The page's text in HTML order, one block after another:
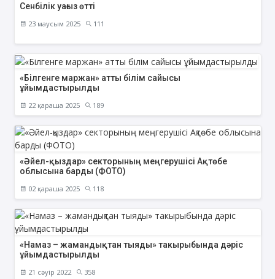
Сенбілік уағыз өтті
23 маусым 2025 111
«Білгенге маржан» атты білім сайысы
ұйымдастырылды
22 қараша 2025 189
«Әйел-қыздар» секторының меңгерушісі Ақтөбе
облысына барды (ФОТО)
02 қараша 2025 118
«Намаз – жамандықтан тыяды» такырыбында дәріс
ұйымдастырылды
21 сәуір 2022 358